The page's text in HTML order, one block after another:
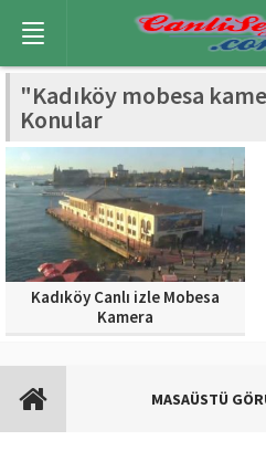
"Kadıköy mobesa
Konular
Kadıköy Canlı izle Mobesa
Kamera
MASAÜSTÜ